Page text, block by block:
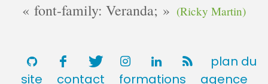
font-family: Veranda; (Ricky Martin)
plan du
site
contact formations agence